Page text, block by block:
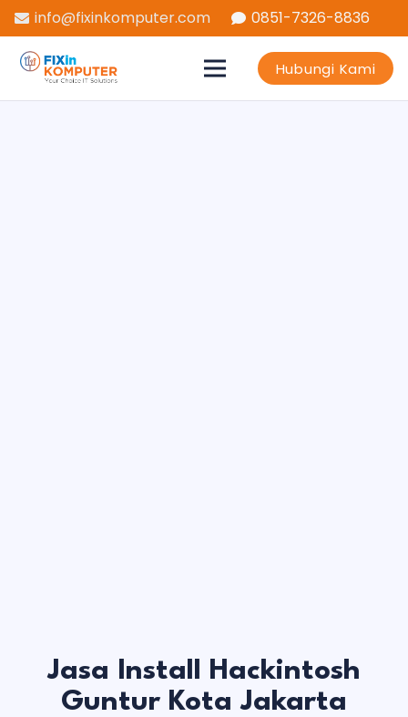
info@fixinkomputer.com 0851-7326-8836
Hubungi Kami
Jasa Install Hackintosh
Guntur Kota Jakarta